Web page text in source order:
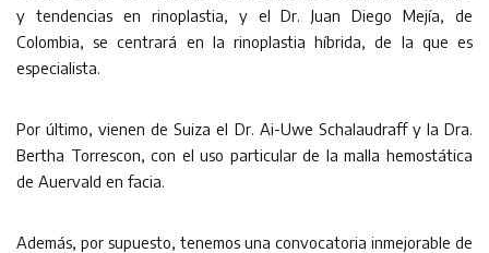
y tendencias en rinoplastia, y el Dr. Juan Diego Mejía, de
Colombia, se centrará en la rinoplastia híbrida, de la que es
especialista.
Por último, vienen de Suiza el Dr. Ai-Uwe Schalaudraff y la Dra.
Bertha Torrescon, con el uso particular de la malla hemostática
de Auervald en facia.
Además, por supuesto, tenemos una convocatoria inmejorable de